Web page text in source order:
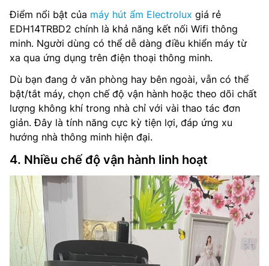
Điểm nổi bật của máy hút ẩm Electrolux giá rẻ
EDH14TRBD2 chính là khả năng kết nối Wifi thông
minh. Người dùng có thể dễ dàng điều khiển máy từ
xa qua ứng dụng trên điện thoại thông minh.
Dù bạn đang ở văn phòng hay bên ngoài, vẫn có thể
bật/tắt máy, chọn chế độ vận hành hoặc theo dõi chất
lượng không khí trong nhà chỉ với vài thao tác đơn
giản. Đây là tính năng cực kỳ tiện lợi, đáp ứng xu
hướng nhà thông minh hiện đại.
4. Nhiều chế độ vận hành linh hoạt